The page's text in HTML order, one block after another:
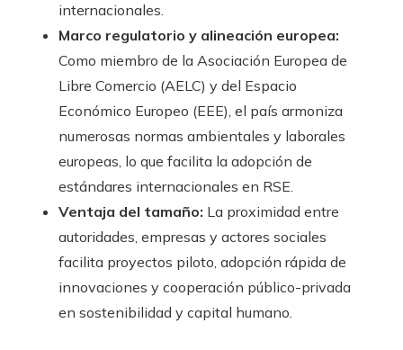
internacionales.
Marco regulatorio y alineación europea:
Como miembro de la Asociación Europea de
Libre Comercio (AELC) y del Espacio
Económico Europeo (EEE), el país armoniza
numerosas normas ambientales y laborales
europeas, lo que facilita la adopción de
estándares internacionales en RSE.
Ventaja del tamaño: La proximidad entre
autoridades, empresas y actores sociales
facilita proyectos piloto, adopción rápida de
innovaciones y cooperación público-privada
en sostenibilidad y capital humano.